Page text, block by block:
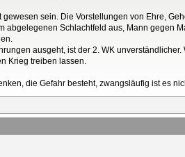
sein. Die Vorstellungen von Ehre,
abgelegenen Schlachtfeld aus, Mann gegen
ausgeht, ist der 2. WK
Krieg treiben lassen.
die Gefahr besteht, zwangsläufig ist es